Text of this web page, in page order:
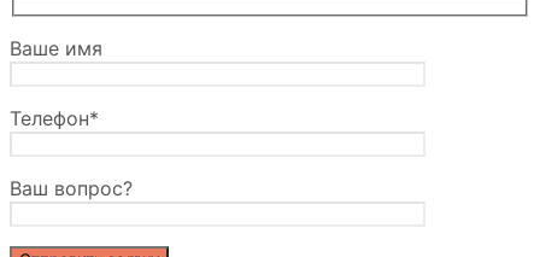
Ваше имя
Телефон*
Ваш вопрос?